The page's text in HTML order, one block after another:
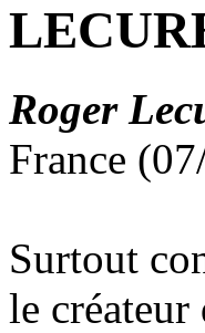
Roger
France
Surtout
le créateur